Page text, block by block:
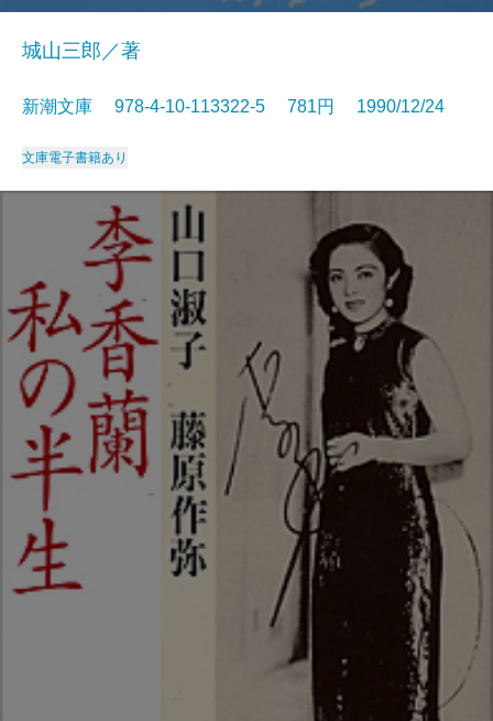
城山三郎／著
新潮文庫 978-4-10-113322-5 781円 1990/12/24
文庫電子書籍あり